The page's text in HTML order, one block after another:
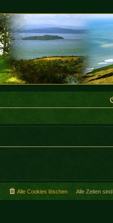
Alle Zeiten sind
Alle Cookies löschen